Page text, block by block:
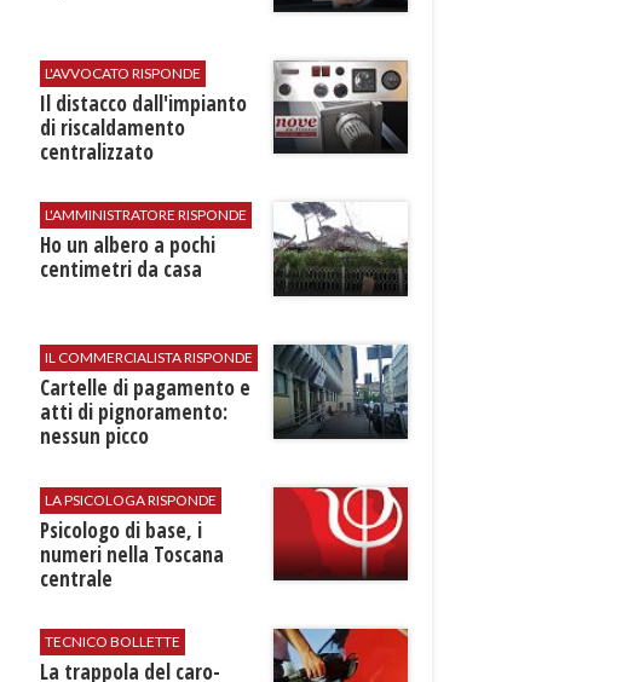
L'AVVOCATO RISPONDE
Il distacco dall'impianto
di riscaldamento
centralizzato
L'AMMINISTRATORE RISPONDE
Ho un albero a pochi
centimetri da casa
IL COMMERCIALISTA RISPONDE
Cartelle di pagamento e
atti di pignoramento:
nessun picco
LA PSICOLOGA RISPONDE
Psicologo di base, i
numeri nella Toscana
centrale
TECNICO BOLLETTE
​La trappola del caro-